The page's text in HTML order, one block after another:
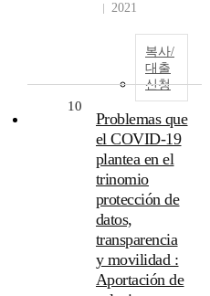
2021
복사/
대출
신청
10
Problemas que
el COVID-19
plantea en el
trinomio
protección de
datos,
transparencia
y movilidad :
Aportación de